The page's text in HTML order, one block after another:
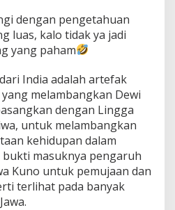
dengan pengetahuan
luas, kalo tidak ya jadi
yang paham
India adalah artefak
melambangkan Dewi
dengan Lingga
untuk melambangkan
kehidupan dalam
masuknya pengaruh
Kuno untuk pemujaan dan
terlihat pada banyak